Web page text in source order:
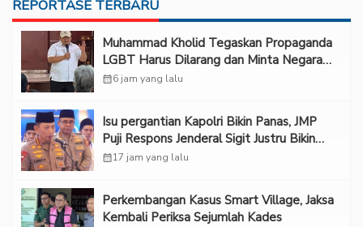
REPORTASE TERBARU
Muhammad Kholid Tegaskan Propaganda
LGBT Harus Dilarang dan Minta Negara
Melindungi Korban
calendar_month6 jam yang lalu
Isu pergantian Kapolri Bikin Panas, JMP
Puji Respons Jenderal Sigit Justru Bikin
“Adem”
calendar_month17 jam yang lalu
Perkembangan Kasus Smart Village, Jaksa
Kembali Periksa Sejumlah Kades